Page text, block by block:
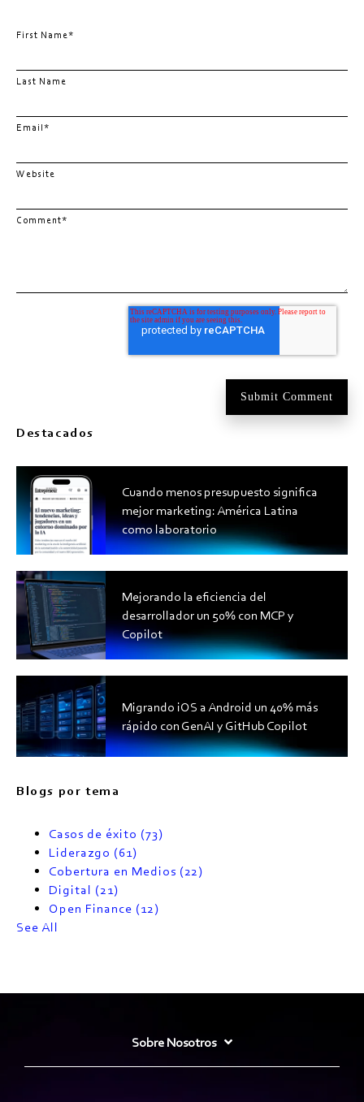
First Name*
Last Name
Email*
Website
Comment*
Destacados
Cuando menos presupuesto significa
mejor marketing: América Latina
como laboratorio
Mejorando la eficiencia del
desarrollador un 50% con MCP y
Copilot
Migrando iOS a Android un 40% más
rápido con GenAI y GitHub Copilot
Blogs por tema
Casos de éxito (73)
Liderazgo (61)
Cobertura en Medios (22)
Digital (21)
Open Finance (12)
See All
Sobre Nosotros